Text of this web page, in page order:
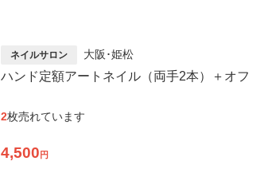
ネイルサロン 大阪･姫松
ハンド定額アートネイル（両手2本）＋オフ
2枚売れています
4,500 円